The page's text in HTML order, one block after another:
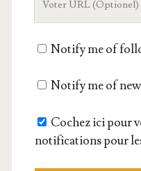
siteNotify me of
Notify me of
Cochez ici pour
notifications pour